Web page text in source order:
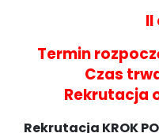
Termin
Czas
Rekrutacja
Rekrutacja KROK PO